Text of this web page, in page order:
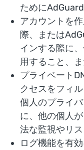
ために
アカウントを
際、または
インする際に
用すること、
プライベート
クセスをフィ
個人のプライ
に、他の個人
法な監視やリ
ログ機能を有